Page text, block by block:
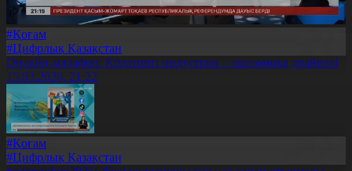
#Қоғам
#Цифрлық Қазақстан
Онлайн-марафон: Креативті индустрия – экономика драйвері
15.03.2026, 21:22
#Қоғам
#Цифрлық Қазақстан